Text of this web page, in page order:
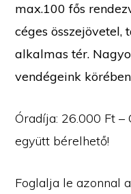
max.100 fős
céges
alkalmas tér.
vendégeink
Óradíja: 26.000 Ft
együtt bérelhető!
Foglalja le azonnal